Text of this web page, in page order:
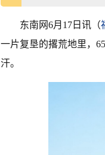
东南网6月17日讯（
一片复垦的撂荒地里，
汗。